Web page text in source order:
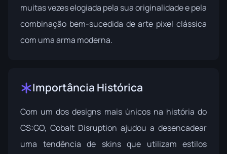
muitas vezes elogiada pela sua originalidade e pela
combinação bem-sucedida de arte pixel clássica
com uma arma moderna.
Importância Histórica
Com um dos designs mais únicos na história do
CS:GO, Cobalt Disruption ajudou a desencadear
uma tendência de skins que utilizam estilos